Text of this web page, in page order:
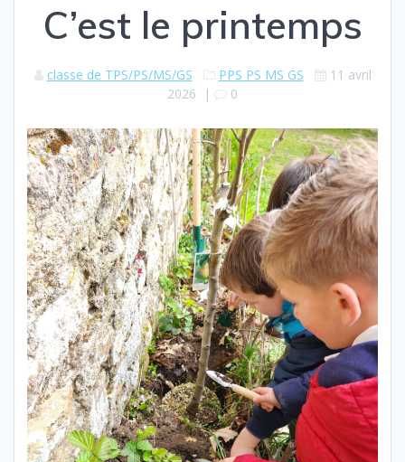
C’est le printemps
classe de TPS/PS/MS/GS PPS PS MS GS
11 avril
2026 | 0